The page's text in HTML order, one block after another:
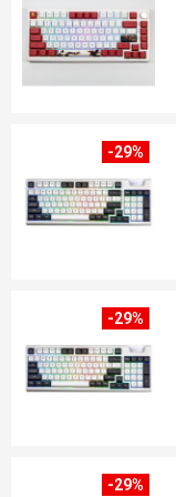
-29%
-29%
-29%